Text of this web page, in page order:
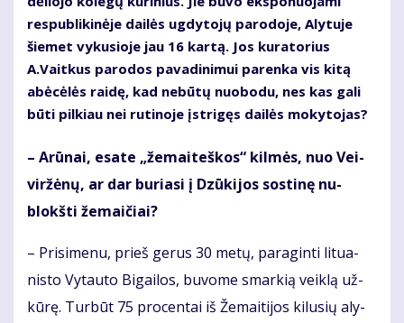
respublikinėje dailės ugdytojų parodoje, Alytuje
šiemet vykusioje jau 16 kartą. Jos kuratorius
A.Vaitkus parodos pavadinimui parenka vis kitą
abėcėlės raidę, kad nebūtų nuobodu, nes kas gali
būti pilkiau nei rutinoje įstrigęs dailės mokytojas?
– Arū­nai, esa­te „že­mai­teš­kos“ kil­mės, nuo Vei­
vir­žė­nų, ar dar bu­ria­si į Dzū­ki­jos sos­ti­nę nu­
blokš­ti že­mai­čiai?
– Pri­si­me­nu, prieš ge­rus 30 me­tų, pa­ra­gin­ti li­tu­a­
nis­to Vy­tau­to Bi­gai­los, bu­vo­me smar­kią veik­lą už­
kū­rę. Tur­būt 75 pro­cen­tai iš Že­mai­ti­jos ki­lu­sių aly­